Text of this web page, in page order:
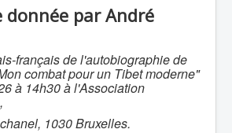
donnée par André
français de l'autobiographie de
combat pour un Tibet moderne"
à 14h30 à l'Association
1030 Bruxelles.